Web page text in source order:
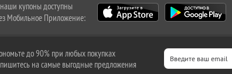
купоны доступны
Мобильное Приложение:
до 90% при любых покупках
на самые выгодные предложения